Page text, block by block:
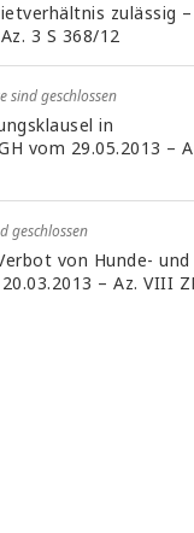
zulässig –
3 S 368/12
sind geschlossen
in
vom 29.05.2013 –
geschlossen
von Hunde- und
– Az. VIII